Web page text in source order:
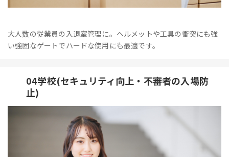
大人数の従業員の入退室管理に。ヘルメットや工具の衝突にも強
い強固なゲートでハードな使用にも最適です。
04学校(セキュリティ向上・不審者の入場防
止)